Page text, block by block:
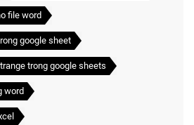
file word
google sheet
trong google sheets
word